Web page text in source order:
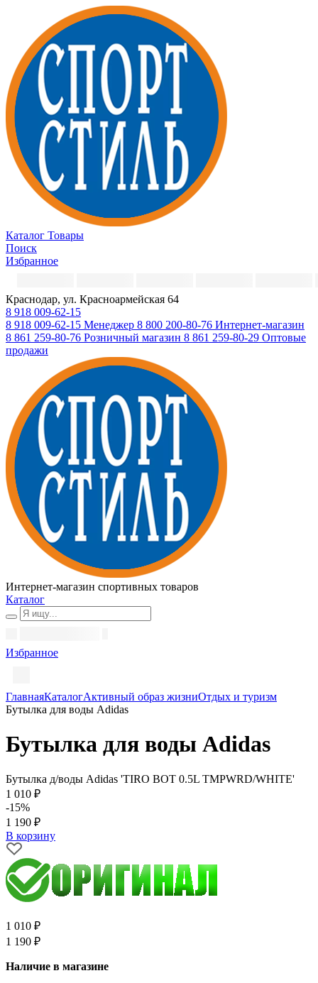
Каталог Товары
Поиск
Избранное
Краснодар, ул. Красноармейская 64
8 918 009-62-15
8 918 009-62-15 Менеджер 8 800 200-80-76 Интернет-магазин
8 861 259-80-76 Розничный магазин 8 861 259-80-29 Оптовые
продажи
Интернет-магазин спортивных товаров
Каталог
Избранное
ГлавнаяКаталогАктивный образ жизниОтдых и туризм
Бутылка для воды Adidas
Бутылка для воды Adidas
Бутылка д/воды Adidas 'TIRO BOT 0.5L TMPWRD/WHITE'
1 010 ₽
-15%
1 190 ₽
В корзину
1 010 ₽
1 190 ₽
Наличие в магазине